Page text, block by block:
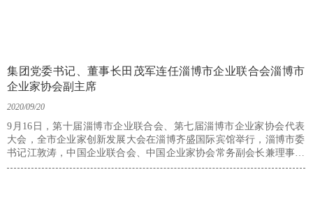
集团党委书记、董事长田茂军连任淄博市企业联合会淄博市
企业家协会副主席
2020/09/20
9月16日，第十届淄博市企业联合会、第七届淄博市企业家协会代表
大会，全市企业家创新发展大会在淄博齐盛国际宾馆举行，淄博市委
书记江敦涛，中国企业联合会、中国企业家协会常务副会长兼理事长
朱宏仁出席会议并发表讲话。会上，集团党委书记、董事长田茂军当